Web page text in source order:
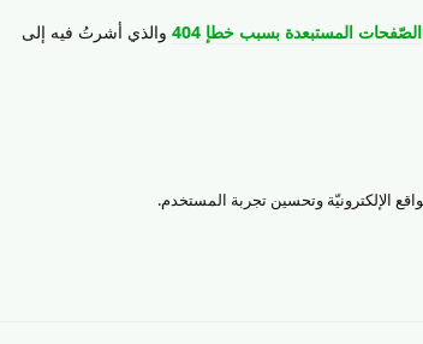
الصّفحات المستبعدة بسبب خطإ 404
والذي أشرتُ فيه إلى